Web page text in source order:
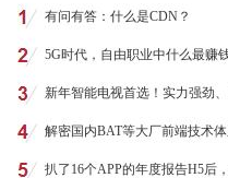
有问有答：什么是CDN？
5G时代，自由职业中什么最赚
新年智能电视首选！实力强劲
解密国内BAT等大厂前端技术
扒了16个APP的年度报告H5后